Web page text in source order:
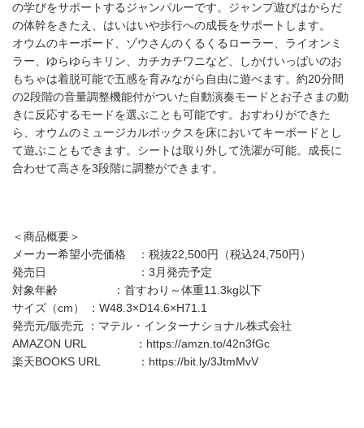
の学びをサポートするジャンパルーです。ジャンプ遊びはからだ
の体幹をきたえ、はいはいや歩行への成長をサポートします。
オウムのキーボード、ゾウさんのくるくるローラー、ライオンミ
ラー、ゆらゆらキリン、カチカチワニなど、しかけいっぱいのお
もちゃは着脱可能で五感を育みながら自由に遊べます。約20分間
の2段階の音量調整機能付がついた自動演奏モードとお子さまの動
きに反応するモードを選ぶことも可能です。おすわりができた
ら、オウムのミュージカルボックスを床においてキーボードとし
て遊ぶこともできます。シートは取り外して洗濯が可能。成長に
合わせて高さを3段階に調整ができます。
＜商品概要＞
メーカー希望小売価格 ：税抜22,500円（税込24,750円）
発売日 ：3月発売予定
対象年齢 ：首すわり～体重11.3kg以下
サイズ（cm） ：W48.3×D14.6×H71.1
発売元/販売元 ：マテル・インターナショナル株式会社
AMAZON URL ：https://amzn.to/42n3fGc
楽天BOOKS URL ：https://bit.ly/3JtmMvV